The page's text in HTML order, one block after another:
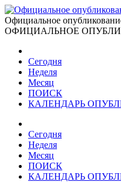
Официальное
ОФИЦИАЛЬНОЕ
Сегодня
Неделя
Месяц
ПОИСК
КАЛЕНДАРЬ
Сегодня
Неделя
Месяц
ПОИСК
КАЛЕНДАРЬ